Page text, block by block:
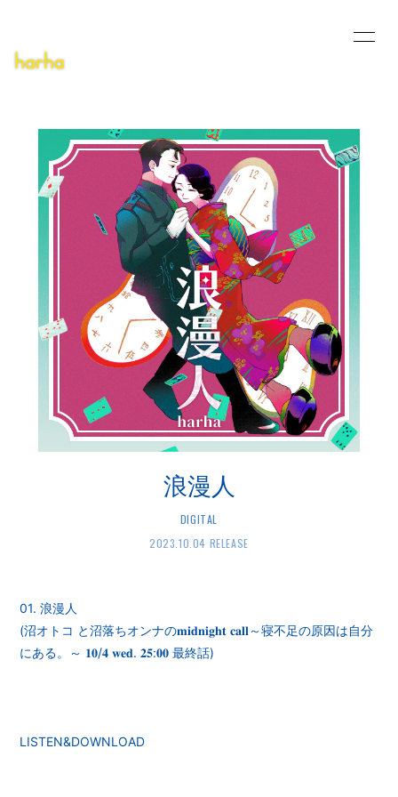
SCHEDULE
PROFILE
MUSIC VIDEO
DISCOGRAPHY
PODCAST
DEMO
CONTACT
無料会員登録 ログイン
浪漫人
DIGITAL
2023.10.04 RELEASE
01. 浪漫人
(沼オトコ と沼落ちオンナの𝐦𝐢𝐝𝐧𝐢𝐠𝐡𝐭 𝐜𝐚𝐥𝐥～寝不足の原因は自分
にある。～ 𝟏𝟎/𝟒 𝐰𝐞𝐝. 𝟐𝟓:𝟎𝟎 最終話)
LISTEN&DOWNLOAD